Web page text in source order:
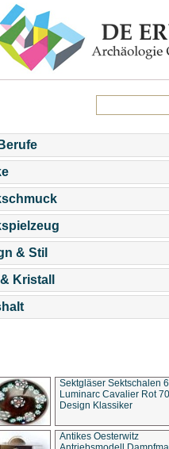
& Stil
Kristall
Sektgläser Sektschalen
Luminarc Cavalier Rot
Design Klassiker
Antikes Oesterwitz